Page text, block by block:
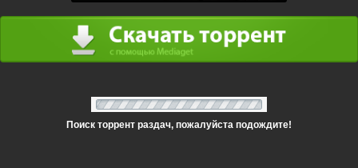
Поиск торрент раздач, пожалуйста подождите!